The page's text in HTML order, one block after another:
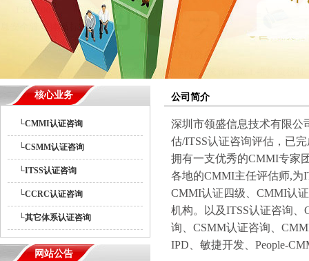
核心业务
└CMMI认证咨询
└CSMM认证咨询
└ITSS认证咨询
└CCRC认证咨询
└其它体系认证咨询
网站公告
公司简介
深圳市领盛信息技术有限
估/ITSS认证咨询评估，已
拥有一支优秀的CMMI专家
各地的CMMI主任评估师,
CMMI认证四级、CMMI认
机构。以及ITSS认证咨询
询、CSMM认证咨询、
IPD、敏捷开发、People-